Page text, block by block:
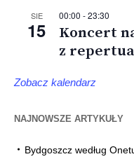
SIE
15
00:00 -23:30
Koncert
z
Zobacz kalendarz
NAJNOWSZE ARTYKUŁY
Bydgoszcz według